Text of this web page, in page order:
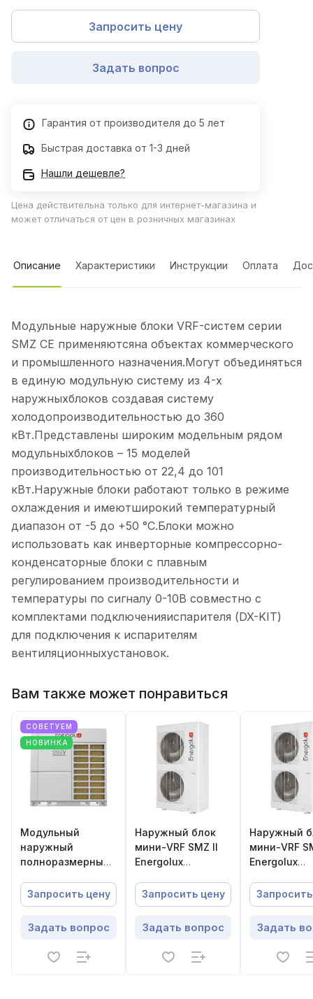
Запросить цену
Задать вопрос
Гарантия от производителя до 5 лет
Быстрая доставка от 1-3 дней
Нашли дешевле?
Цена действительна только для интернет-магазина и
может отличаться от цен в розничных магазинах
Описание Характеристики Инструкции Оплата
Модульные наружные блоки VRF-систем серии
SMZ CE применяютсяна объектах коммерческого
и промышленного назначения.Могут объединяться
в единую модульную систему из 4-х
наружныхблоков создавая систему
холодопроизводительностью до 360
кВт.Представлены широким модельным рядом
модульныхблоков – 15 моделей
производительностью от 22,4 до 101
кВт.Наружные блоки работают только в режиме
охлаждения и имеютширокий температурный
диапазон от -5 до +50 °С.Блоки можно
использовать как инверторные компрессорно-
конденсаторные блоки с плавным
регулированием производительности и
температуры по сигналу 0-10В совместно с
комплектами подключенияиспарителя (DX-KIT)
для подключения к испарителям
вентиляционныхустановок.
Вам также может понравиться
СОВЕТУЕМ
НОВИНКА
Модульный
наружный
полноразмерный
Energolux
SMZU335V5AI
Запросить цену
Задать вопрос
Наружный блок
мини-VRF SMZ II
Energolux
Запросить цену
Задать вопрос
Наружный
мини-VRF
Energolux
Задать